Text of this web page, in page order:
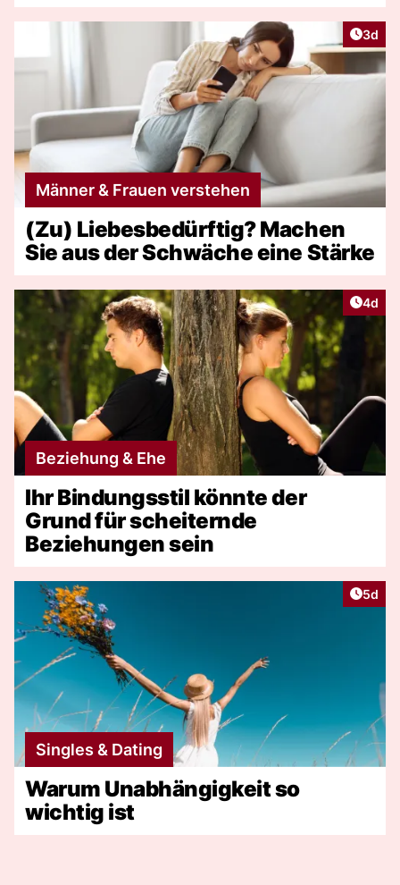
3d
Männer & Frauen verstehen
(Zu) Liebesbedürftig? Machen
Sie aus der Schwäche eine Stärke
4d
Beziehung & Ehe
Ihr Bindungsstil könnte der
Grund für scheiternde
Beziehungen sein
5d
Singles & Dating
Warum Unabhängigkeit so
wichtig ist